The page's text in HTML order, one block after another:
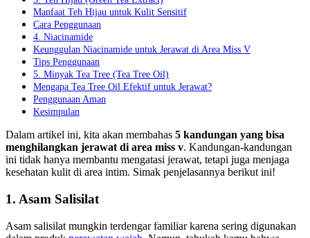
Manfaat Teh Hijau untuk Kulit Sensitif
Cara Penggunaan
4. Niacinamide
Keunggulan Niacinamide untuk Jerawat di Area Miss V
Tips Penggunaan
5. Minyak Tea Tree (Tea Tree Oil)
Mengapa Tea Tree Oil Efektif untuk Jerawat?
Penggunaan Aman
Kesimpulan
Dalam artikel ini, kita akan membahas 5 kandungan yang bisa
menghilangkan jerawat di area miss v. Kandungan-kandungan
ini tidak hanya membantu mengatasi jerawat, tetapi juga menjaga
kesehatan kulit di area intim. Simak penjelasannya berikut ini!
1. Asam Salisilat
Asam salisilat mungkin terdengar familiar karena sering digunakan